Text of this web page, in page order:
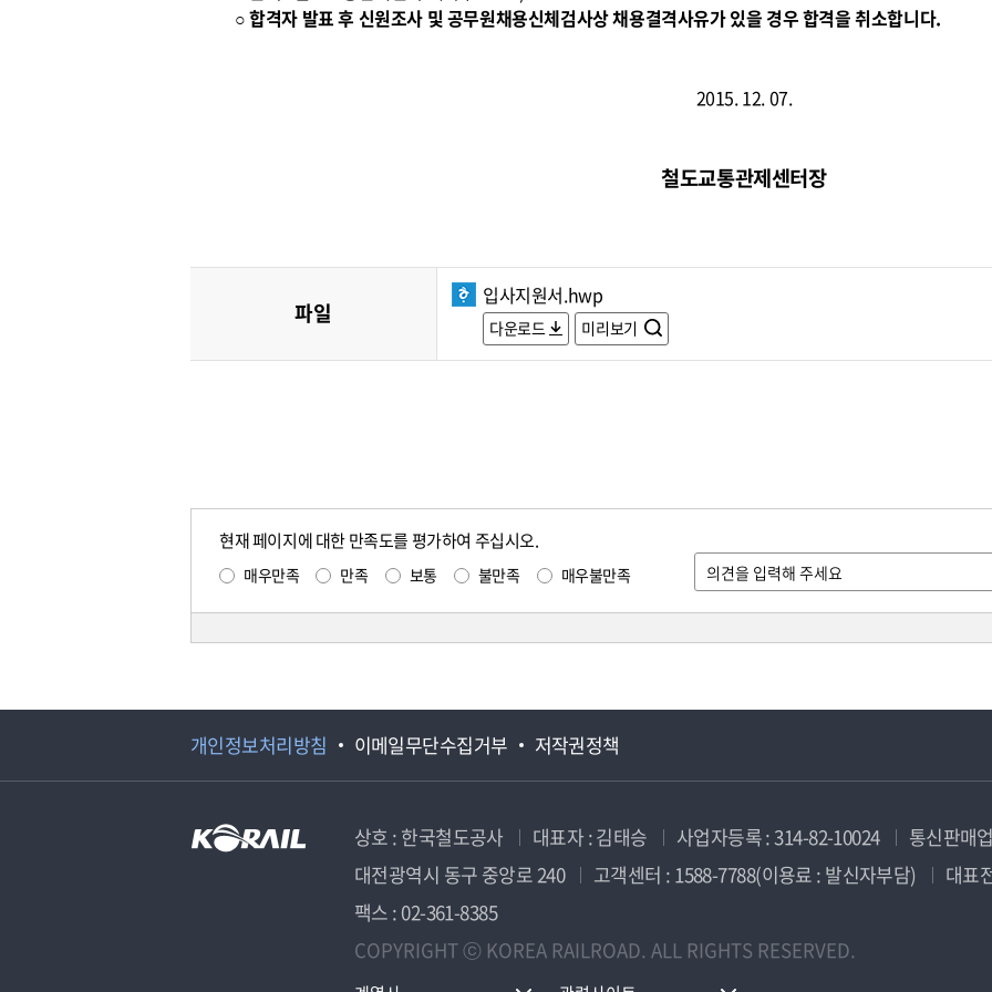
○ 합격자 발표 후 신원조사 및 공무원채용신체검사상 채용결격사유가 있을 경우 합격을 취소합니다.
2015. 12. 07.
철도교통관제센터장
파일
입사지원서.hwp
다운로드 미리보기
현재 페이지에 대한 만족도를 평가하여 주십시오.
매우만족 만족 보통 불만족 매우불만족
개인정보처리방침 이메일무단수집거부 저작권정책
상호 : 한국철도공사 대표자 : 김태승 사업자등록 : 314-82-10024
통신판매
대전광역시 동구 중앙로 240
고객센터 : 1588-7788(이용료 : 발신자부담)
대표
팩스 : 02-361-8385
COPYRIGHT ⓒ KOREA RAILROAD. ALL RIGHTS RESERVED.